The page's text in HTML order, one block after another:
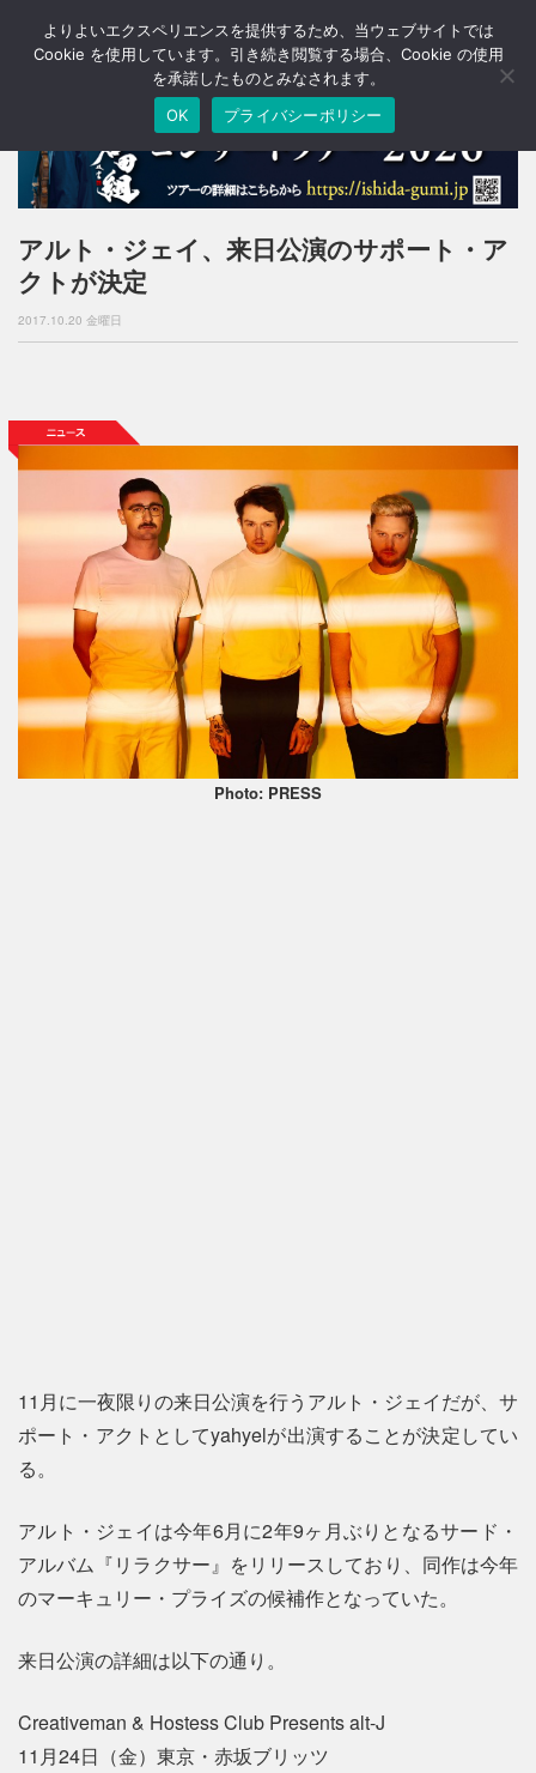
T
o
a
v
i
g
o
アルト・ジェイ、来日公演のサポート・ア
クトが決定
2017.10.20 金曜日
Photo: PRESS
11月に一夜限りの来日公演を行うアルト・ジェイだが、サ
ポート・アクトとしてyahyelが出演することが決定してい
る。
アルト・ジェイは今年6月に2年9ヶ月ぶりとなるサード・
アルバム『リラクサー』をリリースしており、同作は今年
のマーキュリー・プライズの候補作となっていた。
来日公演の詳細は以下の通り。
Creativeman & Hostess Club Presents alt-J
11月24日（金）東京・赤坂ブリッツ
よりよいエクスペリエンスを提供するため、当ウェブサイトでは
Cookie を使用しています。引き続き閲覧する場合、Cookie の使用
を承諾したものとみなされます。
OK
プライバシーポリシー